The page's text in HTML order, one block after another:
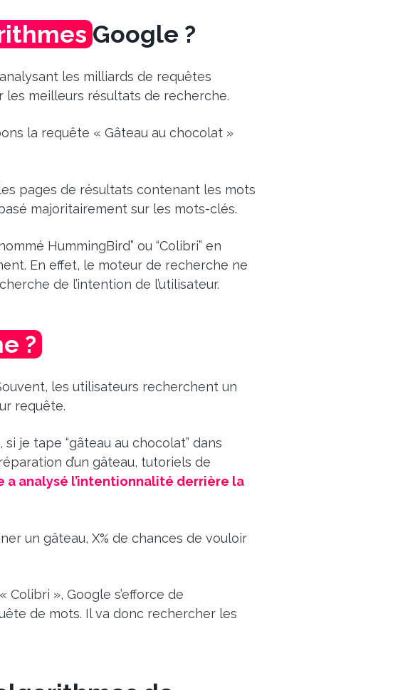
Google ?
les milliards de requêtes
les meilleurs résultats de recherche.
la requête « Gâteau au chocolat »
pages de résultats contenant les mots
majoritairement sur les mots-clés.
HummingBird” ou “Colibri” en
En effet, le moteur de recherche ne
de l’intention de l’utilisateur.
?
les utilisateurs recherchent un
requête.
je tape “gâteau au chocolat” dans
d’un gâteau, tutoriels de
a analysé l’intentionnalité derrière la
un gâteau, X% de chances de vouloir
», Google s’efforce de
de mots. Il va donc rechercher les